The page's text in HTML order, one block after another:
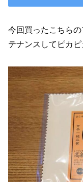
今回買ったこちら
テナンスしてピカ